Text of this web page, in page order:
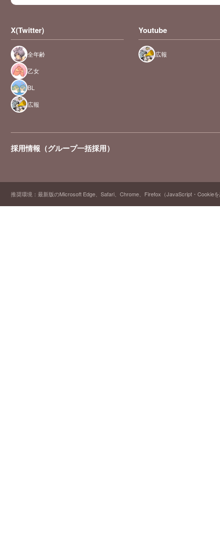
X(Twitter)
全年齢
乙女
BL
広報
Youtube
広報
採用情報（グループ一括採用）
推奨環境：最新版のMicrosoft Edge、Safari、Chrome、Firefox（JavaScript・Cookie